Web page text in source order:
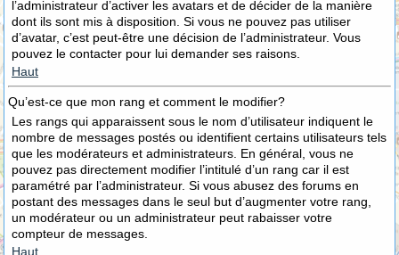
l’administrateur d’activer les avatars et de décider de la manière
dont ils sont mis à disposition. Si vous ne pouvez pas utiliser
d’avatar, c’est peut-être une décision de l’administrateur. Vous
pouvez le contacter pour lui demander ses raisons.
Haut
Qu’est-ce que mon rang et comment le modifier?
Les rangs qui apparaissent sous le nom d’utilisateur indiquent le
nombre de messages postés ou identifient certains utilisateurs tels
que les modérateurs et administrateurs. En général, vous ne
pouvez pas directement modifier l’intitulé d’un rang car il est
paramétré par l’administrateur. Si vous abusez des forums en
postant des messages dans le seul but d’augmenter votre rang,
un modérateur ou un administrateur peut rabaisser votre
compteur de messages.
Haut